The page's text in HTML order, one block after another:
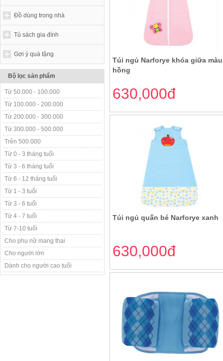
Đồ dùng trong nhà
Tủ sách gia đình
Gợi ý quà tặng
Bộ lọc sản phẩm
Từ 50.000 - 100.000
Từ 100.000 - 200.000
Từ 200.000 - 300.000
Từ 300.000 - 500.000
Trên 500.000
Từ 0 - 3 tháng tuổi
Từ 3 - 6 tháng tuổi
Từ 6 - 12 tháng tuổi
Từ 1 - 3 tuổi
Từ 3 - 6 tuổi
Từ 4 - 7 tuổi
Từ 7-10 tuổi
Cho phụ nữ mang thai
Cho người lớn
Dành cho người cao tuổi
Túi ngủ Narforye khóa giữa màu
hồng
630,000đ
Túi ngủ quấn bé Narforye xanh
630,000đ